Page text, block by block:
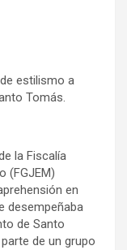
estilismo a
Tomás.
la Fiscalía
(FGJEM)
en
desempeñaba
de Santo
de un grupo